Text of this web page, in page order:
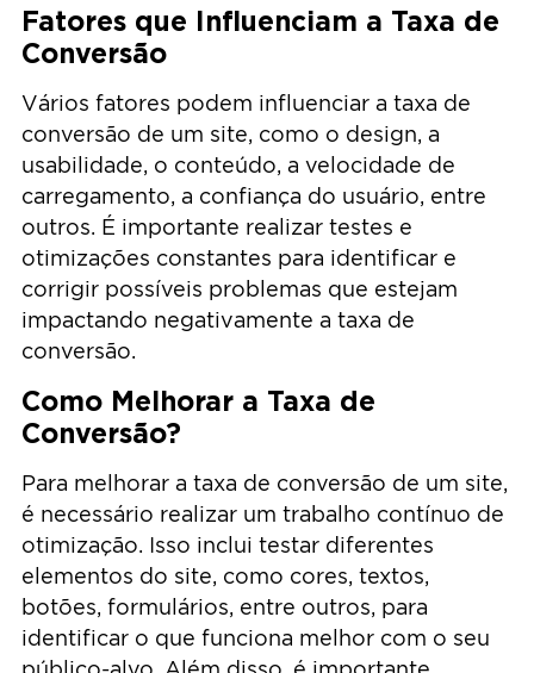
Fatores que Influenciam a Taxa de
Conversão
Vários fatores podem influenciar a taxa de
conversão de um site, como o design, a
usabilidade, o conteúdo, a velocidade de
carregamento, a confiança do usuário, entre
outros. É importante realizar testes e
otimizações constantes para identificar e
corrigir possíveis problemas que estejam
impactando negativamente a taxa de
conversão.
Como Melhorar a Taxa de
Conversão?
Para melhorar a taxa de conversão de um site,
é necessário realizar um trabalho contínuo de
otimização. Isso inclui testar diferentes
elementos do site, como cores, textos,
botões, formulários, entre outros, para
identificar o que funciona melhor com o seu
público-alvo. Além disso, é importante